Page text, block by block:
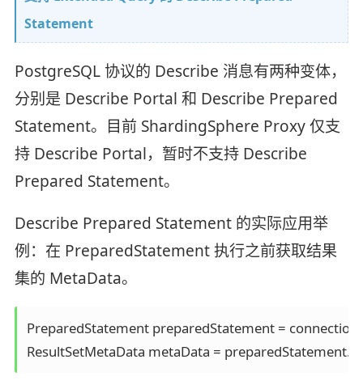
Statement
PostgreSQL 协议的 Describe 消息有两种变体，
分别是 Describe Portal 和 Describe Prepared
Statement。目前 ShardingSphere Proxy 仅支
持 Describe Portal，暂时不支持 Describe
Prepared Statement。
Describe Prepared Statement 的实际应用举
例：在 PreparedStatement 执行之前获取结果
集的 MetaData。
PreparedStatement preparedStatement =
ResultSetMetaData metaData =